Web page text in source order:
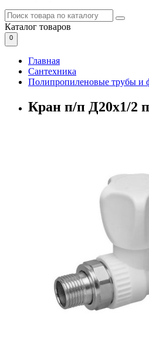
Каталог товаров
0
Главная
Сантехника
Полипропиленовые трубы и
Кран п/п Д20х1/2